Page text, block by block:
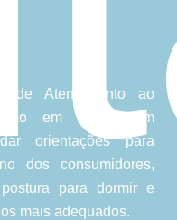
de Atendimento ao
em sono, com
orientações para
dos consumidores,
para dormir e
mais adequados.